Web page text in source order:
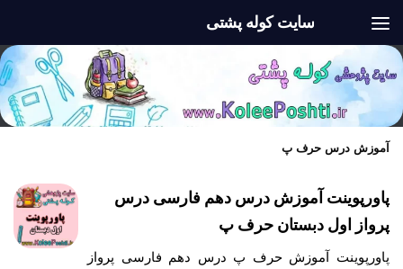
سایت کوله پشتی
آموزش درس حرف پ
پاورپوینت آموزش درس دهم فارسی درس
پرواز اول دبستان حرف پ
پاورپوینت آموزش حرف پ درس دهم فارسی پرواز